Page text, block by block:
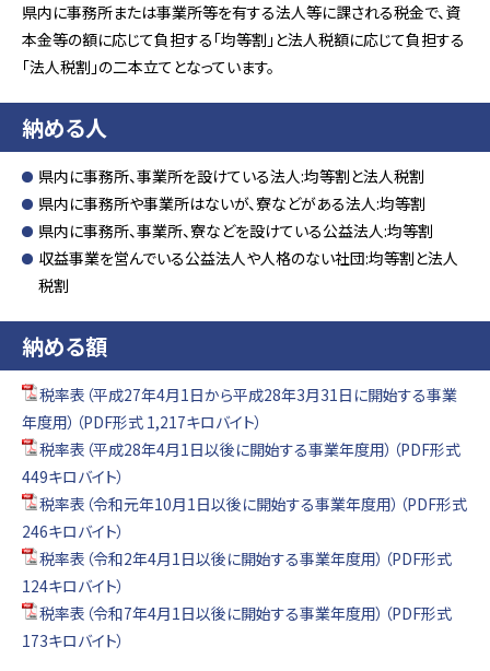
県内に事務所または事業所等を有する法人等に課される税金で、資
本金等の額に応じて負担する「均等割」と法人税額に応じて負担する
「法人税割」の二本立てとなっています。
納める人
県内に事務所、事業所を設けている法人:均等割と法人税割
県内に事務所や事業所はないが、寮などがある法人:均等割
県内に事務所、事業所、寮などを設けている公益法人:均等割
収益事業を営んでいる公益法人や人格のない社団:均等割と法人
税割
納める額
税率表（平成27年4月1日から平成28年3月31日に開始する事業
年度用）（PDF形式 1,217キロバイト）
税率表（平成28年4月1日以後に開始する事業年度用）（PDF形式
449キロバイト）
税率表（令和元年10月1日以後に開始する事業年度用）（PDF形式
246キロバイト）
税率表（令和2年4月1日以後に開始する事業年度用）（PDF形式
124キロバイト）
税率表（令和7年4月1日以後に開始する事業年度用）（PDF形式
173キロバイト）